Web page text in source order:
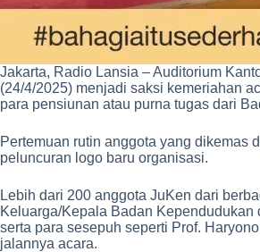
Jakarta, Radio Lansia – Auditorium
(24/4/2025) menjadi saksi kemeriahan
para pensiunan atau purna tugas dari
Pertemuan rutin anggota yang dikemas
peluncuran logo baru organisasi.
Lebih dari 200 anggota JuKen dari
Keluarga/Kepala Badan
serta para sesepuh seperti Prof.
jalannya acara.